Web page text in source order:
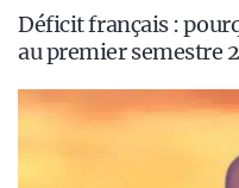
Déficit français :
au premier semestre